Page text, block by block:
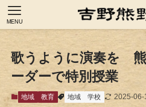
MENU
歌うように演奏を 熊
ーダーで特別授業
地域 教育 地域 学校 2025-06-